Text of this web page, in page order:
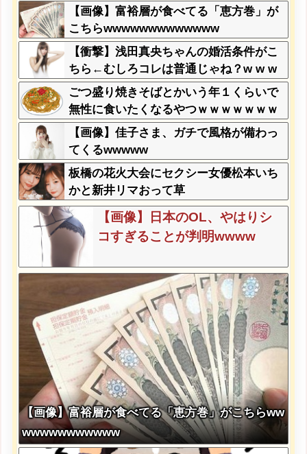
【画像】富裕層が食べてる「恵方巻」が
こちらwwwwwwwwwwwww
【衝撃】浅田真央ちゃんの婚活条件がこ
ちら←むしろコレは普通じゃね？w w w
w w w w w
ごつ盛り焼きそばとかいう年１くらいで
無性に食いたくなるやつｗｗｗｗｗｗｗ
ｗ【画像】佳子さま、ガチで風格が備わっ
てくるwwwww
板橋の花火大会にセクシー女優松本いち
かと新井リマおって草
【画像】日本のOL、やはりシ
コすぎることが判明wwww
【画像】富裕層が食べてる「恵方巻」がこちらww
wwwwwwwwwww